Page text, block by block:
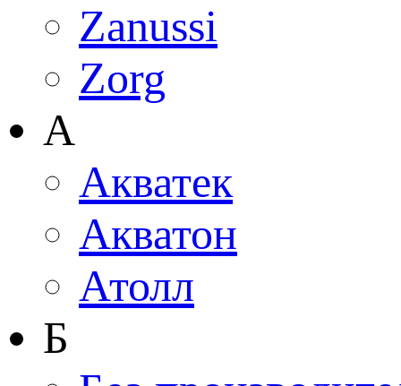
Zanussi
Zorg
А
Акватек
Акватон
Атолл
Б